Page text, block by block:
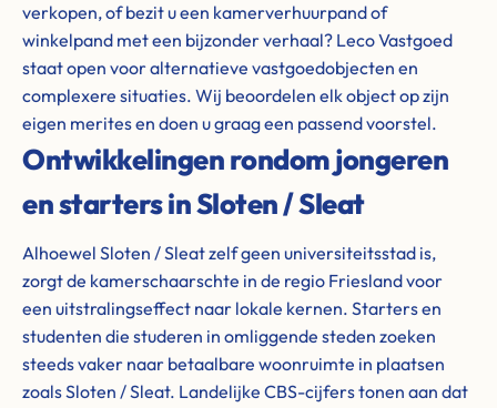
verkopen, of bezit u een kamerverhuurpand of
winkelpand met een bijzonder verhaal? Leco Vastgoed
staat open voor alternatieve vastgoedobjecten en
complexere situaties. Wij beoordelen elk object op zijn
eigen merites en doen u graag een passend voorstel.
Ontwikkelingen rondom jongeren
en starters in Sloten / Sleat
Alhoewel Sloten / Sleat zelf geen universiteitsstad is,
zorgt de kamerschaarschte in de regio Friesland voor
een uitstralingseffect naar lokale kernen. Starters en
studenten die studeren in omliggende steden zoeken
steeds vaker naar betaalbare woonruimte in plaatsen
zoals Sloten / Sleat. Landelijke CBS-cijfers tonen aan dat